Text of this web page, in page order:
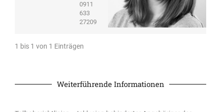
0911
633
27209
1 bis 1 von 1 Einträgen
Weiterführende Informationen